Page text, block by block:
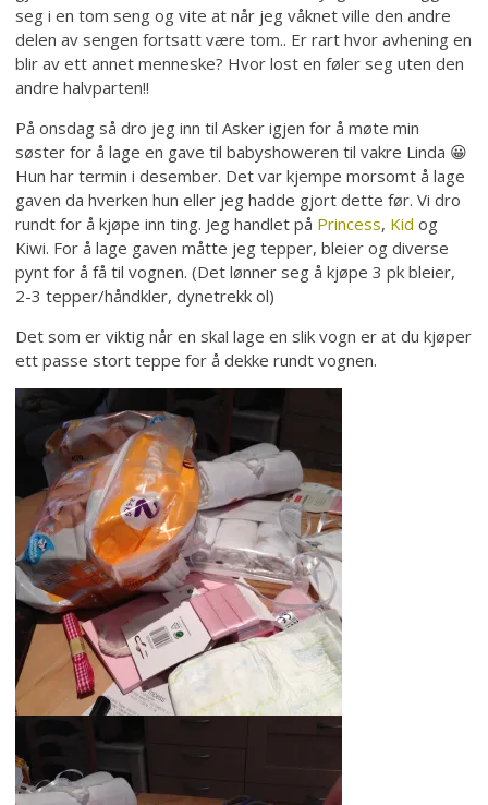
seg i en tom seng og vite at når jeg våknet ville den andre
delen av sengen fortsatt være tom.. Er rart hvor avhening en
blir av ett annet menneske? Hvor lost en føler seg uten den
andre halvparten!!
På onsdag så dro jeg inn til Asker igjen for å møte min
søster for å lage en gave til babyshoweren til vakre Linda 😀
Hun har termin i desember. Det var kjempe morsomt å lage
gaven da hverken hun eller jeg hadde gjort dette før. Vi dro
rundt for å kjøpe inn ting. Jeg handlet på Princess, Kid og
Kiwi. For å lage gaven måtte jeg tepper, bleier og diverse
pynt for å få til vognen. (Det lønner seg å kjøpe 3 pk bleier,
2-3 tepper/håndkler, dynetrekk ol)
Det som er viktig når en skal lage en slik vogn er at du kjøper
ett passe stort teppe for å dekke rundt vognen.